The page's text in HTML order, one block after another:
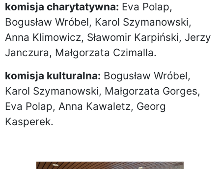
komisja charytatywna: Eva Polap,
Bogusław Wróbel, Karol Szymanowski,
Anna Klimowicz, Sławomir Karpiński, Jerzy
Janczura, Małgorzata Czimalla.
komisja kulturalna: Bogusław Wróbel,
Karol Szymanowski, Małgorzata Gorges,
Eva Polap, Anna Kawaletz, Georg
Kasperek.